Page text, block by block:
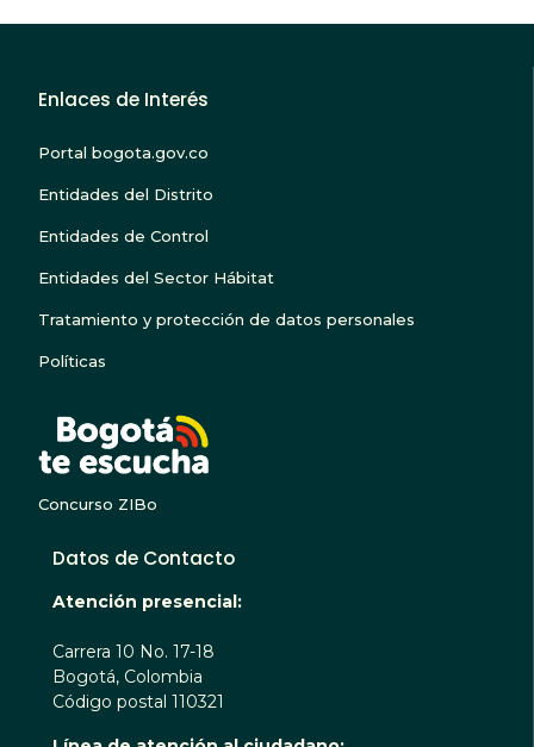
Enlaces de Interés
Portal bogota.gov.co
Entidades del Distrito
Entidades de Control
Entidades del Sector Hábitat
Tratamiento y protección de datos personales
Políticas
Concurso ZIBo
Datos de Contacto
Atención presencial:
Carrera 10 No. 17-18
Bogotá, Colombia
Código postal 110321